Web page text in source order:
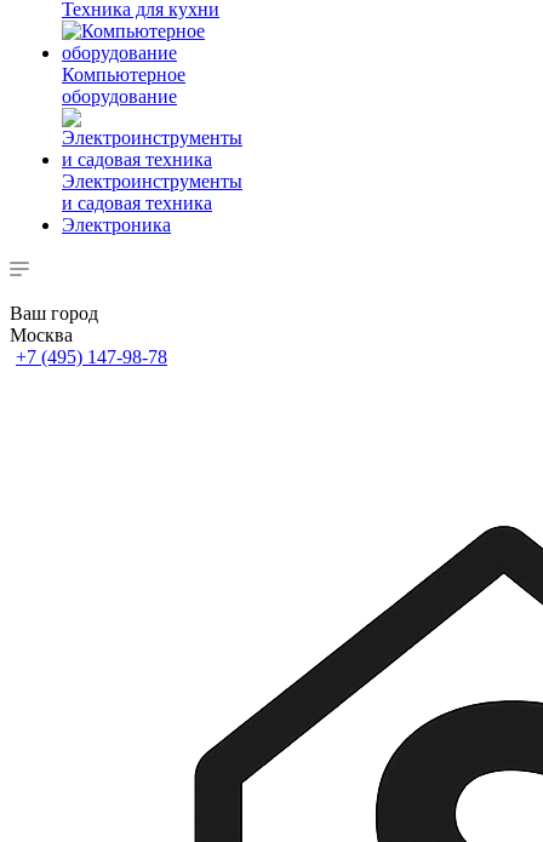
Техника для кухни
Компьютерное
оборудование
Электроинструменты
и садовая техника
Электроника
Ваш город
Москва
+7 (495) 147-98-78